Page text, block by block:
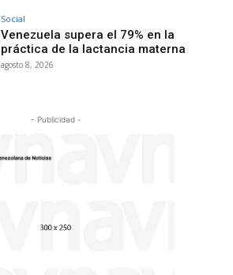
Social
Venezuela supera el 79% en la
práctica de la lactancia materna
agosto 8, 2026
- Publicidad -